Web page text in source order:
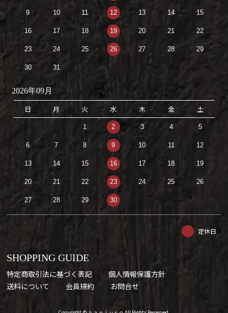
9 10 11 12 13 14 15
16 17 18 19 20 21 22
23 24 25 26 27 28 29
30 31
2026年09月
日 月 火 水 木 金 土
1 2 3 4 5
6 7 8 9 10 11 12
13 14 15 16 17 18 19
20 21 22 23 24 25 26
27 28 29 30
定休日
SHOPPING GUIDE
特定商取引法に基づく表記
個人情報保護方針
送料について
会員規約 お問合せ